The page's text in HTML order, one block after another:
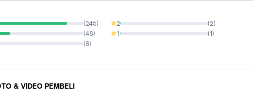
(245)
(48)
(6)
2 (2)
0.66%
1 (1)
0.33%
& VIDEO PEMBELI